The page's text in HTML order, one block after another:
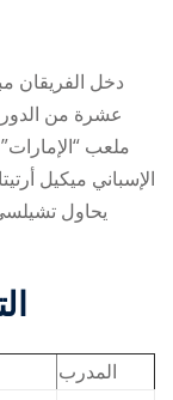
دخل الفريقان
عشرة من
ملعب
الإسباني ميكيل
يحاول تشيلسي
المدرب